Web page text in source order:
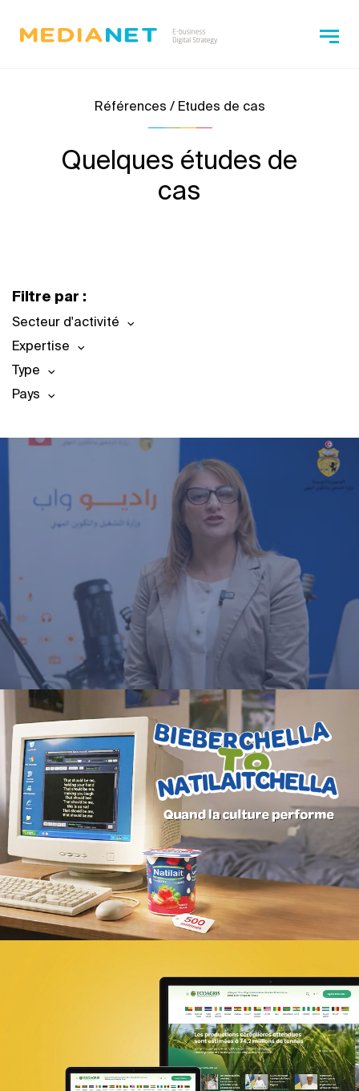
Références / Etudes de cas
Quelques études de
cas
Filtre par :
Secteur d'activité
Expertise
Type
Pays